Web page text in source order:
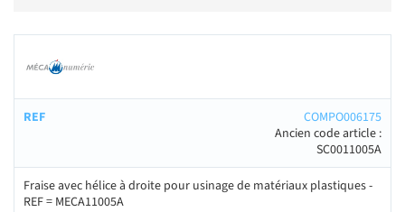
COMPO006175
Ancien code article :
SC0011005A
Fraise avec hélice à droite pour usinage de matériaux plastiques -
REF = MECA11005A